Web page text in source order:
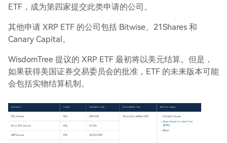
ETF，成为第四家提交此类申请的公司。
其他申请 XRP ETF 的公司包括 Bitwise、21Shares 和
Canary Capital。
WisdomTree 提议的 XRP ETF 最初将以美元结算。但是，
如果获得美国证券交易委员会的批准，ETF 的未来版本可能
会包括实物结算机制。